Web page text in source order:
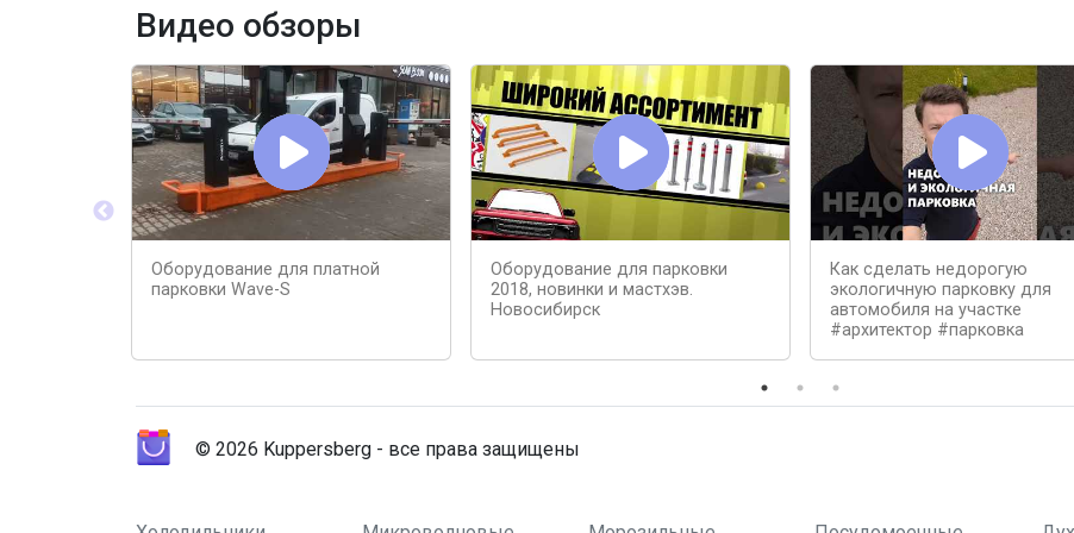
Видео обзоры
Оборудование для платной
парковки Wave-S
Оборудование для парковки
2018, новинки и мастхэв.
Новосибирск
Как сделать недорогую
экологичную парковку для
автомобиля на участке
#архитектор #парковка
© 2026 Kuppersberg - все права защищены